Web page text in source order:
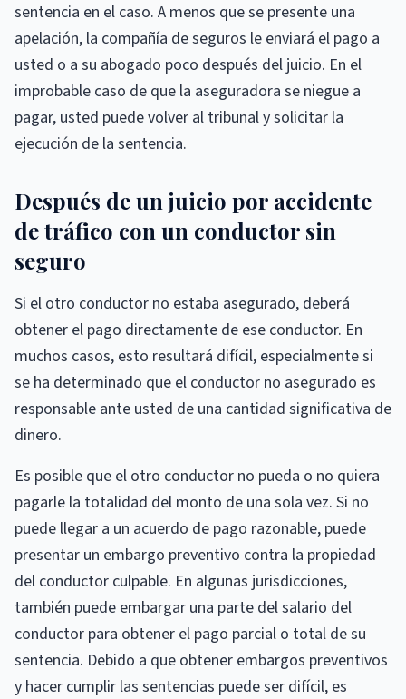
sentencia en el caso. A menos que se presente una
apelación, la compañía de seguros le enviará el pago a
usted o a su abogado poco después del juicio. En el
improbable caso de que la aseguradora se niegue a
pagar, usted puede volver al tribunal y solicitar la
ejecución de la sentencia.
Después de un juicio por accidente
de tráfico con un conductor sin
seguro
Si el otro conductor no estaba asegurado, deberá
obtener el pago directamente de ese conductor. En
muchos casos, esto resultará difícil, especialmente si
se ha determinado que el conductor no asegurado es
responsable ante usted de una cantidad significativa de
dinero.
Es posible que el otro conductor no pueda o no quiera
pagarle la totalidad del monto de una sola vez. Si no
puede llegar a un acuerdo de pago razonable, puede
presentar un embargo preventivo contra la propiedad
del conductor culpable. En algunas jurisdicciones,
también puede embargar una parte del salario del
conductor para obtener el pago parcial o total de su
sentencia. Debido a que obtener embargos preventivos
y hacer cumplir las sentencias puede ser difícil, es